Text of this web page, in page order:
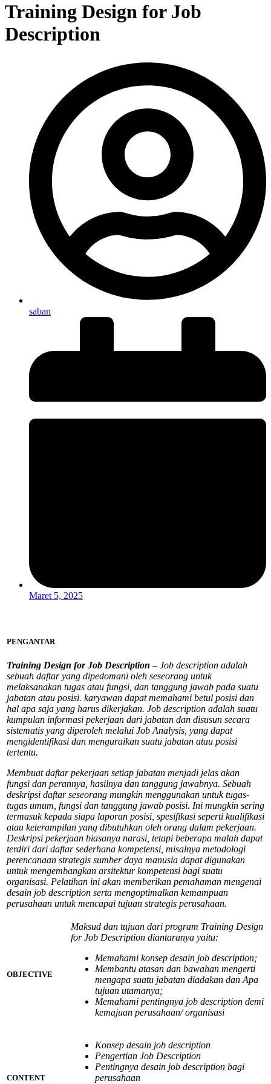
Training Design for Job
Description
saban
Maret 5, 2025
PENGANTAR
Training Design for Job Description – Job description adalah
sebuah daftar yang dipedomani oleh seseorang untuk
melaksanakan tugas atau fungsi, dan tanggung jawab pada suatu
jabatan atau posisi. karyawan dapat memahami betul posisi dan
hal apa saja yang harus dikerjakan. Job description adalah suatu
kumpulan informasi pekerjaan dari jabatan dan disusun secara
sistematis yang diperoleh melalui Job Analysis, yang dapat
mengidentifikasi dan menguraikan suatu jabatan atau posisi
tertentu.
Membuat daftar pekerjaan setiap jabatan menjadi jelas akan
fungsi dan perannya, hasilnya dan tanggung jawabnya. Sebuah
deskripsi daftar seseorang mungkin menggunakan untuk tugas-
tugas umum, fungsi dan tanggung jawab posisi. Ini mungkin sering
termasuk kepada siapa laporan posisi, spesifikasi seperti kualifikasi
atau keterampilan yang dibutuhkan oleh orang dalam pekerjaan.
Deskripsi pekerjaan biasanya narasi, tetapi beberapa malah dapat
terdiri dari daftar sederhana kompetensi, misalnya metodologi
perencanaan strategis sumber daya manusia dapat digunakan
untuk mengembangkan arsitektur kompetensi bagi suatu
organisasi. Pelatihan ini akan memberikan pemahaman mengenai
desain job description serta mengoptimalkan kemampuan
perusahaan untuk mencapai tujuan strategis perusahaan.
OBJECTIVE
Maksud dan tujuan dari program Training Design
for Job Description diantaranya yaitu:
Memahami konsep desain job description;
Membantu atasan dan bawahan mengerti
mengapa suatu jabatan diadakan dan Apa
tujuan utamanya;
Memahami pentingnya job description demi
kemajuan perusahaan/ organisasi
CONTENT
Konsep desain job description
Pengertian Job Description
Pentingnya desain job description bagi
perusahaan